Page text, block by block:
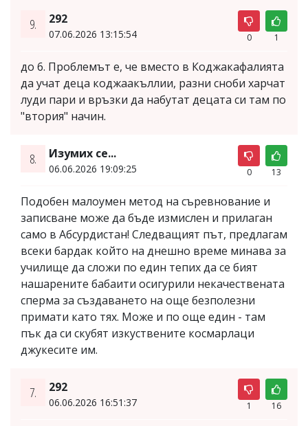
9. 292
07.06.2026 13:15:54 0 1
до 6. Проблемът е, че вместо в Коджакафалията
да учат деца коджаакъллии, разни сноби харчат
луди пари и връзки да набутат децата си там по
"втория" начин.
8. Изумих се...
06.06.2026 19:09:25 0 13
Подобен малоумен метод на съревнование и
записване може да бъде измислен и прилаган
само в Абсурдистан! Следващият път, предлагам
всеки бардак който на днешно време минава за
училище да сложи по един тепих да се бият
нашарените бабаити осигурили некачествената
сперма за създаването на още безполезни
примати като тях. Може и по още един - там
пък да си скубят изкуствените космарлаци
джукесите им.
7. 292
06.06.2026 16:51:37 1 16